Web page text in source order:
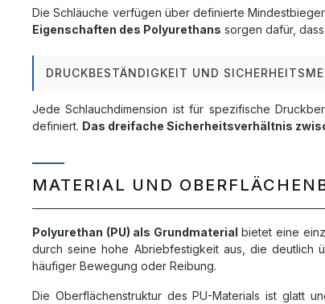
Die Schläuche verfügen über definierte
Eigenschaften des Polyurethans sorgen dafür,
DRUCKBESTÄNDIGKEIT UND
Jede Schlauchdimension ist für spezifische
definiert. Das dreifache Sicherheitsverhältnis
MATERIAL UND
Polyurethan (PU) als Grundmaterial bietet eine
durch seine hohe Abriebfestigkeit aus, die deutlich
häufiger Bewegung oder Reibung.
Die Oberflächenstruktur des PU-Materials ist glatt